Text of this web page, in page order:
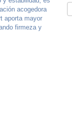
acogedora
aporta mayor
firmeza y